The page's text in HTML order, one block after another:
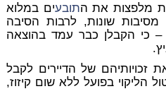
מלפצות את התובעים במלוא
מסיבות שונות, לרבות הסיבה
כי הקבלן כבר עמד בהוצאה
זכויותיהם של הדיירים לקבל
הליקוי בפועל ללא שום קיזוז,